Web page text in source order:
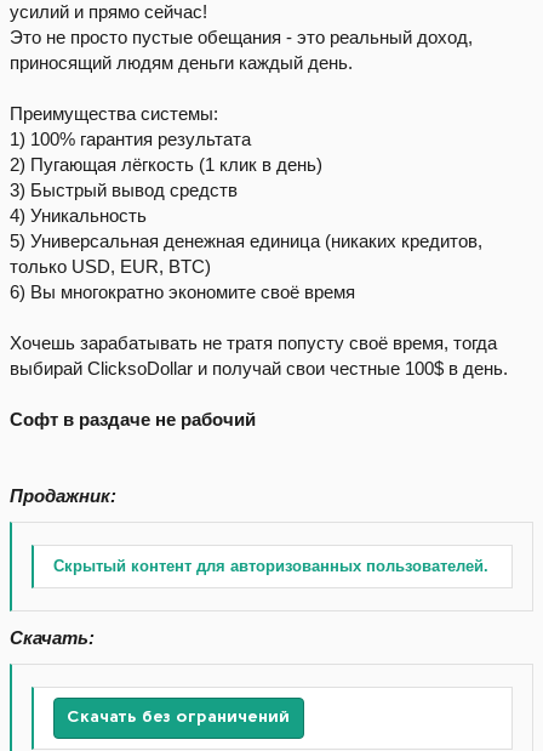
усилий и прямо сейчас!
Это не просто пустые обещания - это реальный доход,
приносящий людям деньги каждый день.
Преимущества системы:
1) 100% гарантия результата
2) Пугающая лёгкость (1 клик в день)
3) Быстрый вывод средств
4) Уникальность
5) Универсальная денежная единица (никаких кредитов,
только USD, EUR, BTC)
6) Вы многократно экономите своё время
Хочешь зарабатывать не тратя попусту своё время, тогда
выбирай ClicksoDollar и получай свои честные 100$ в день.
Софт в раздаче не рабочий
Продажник:
Скрытый контент для авторизованных пользователей.
Скачать:
Скачать без ограничений